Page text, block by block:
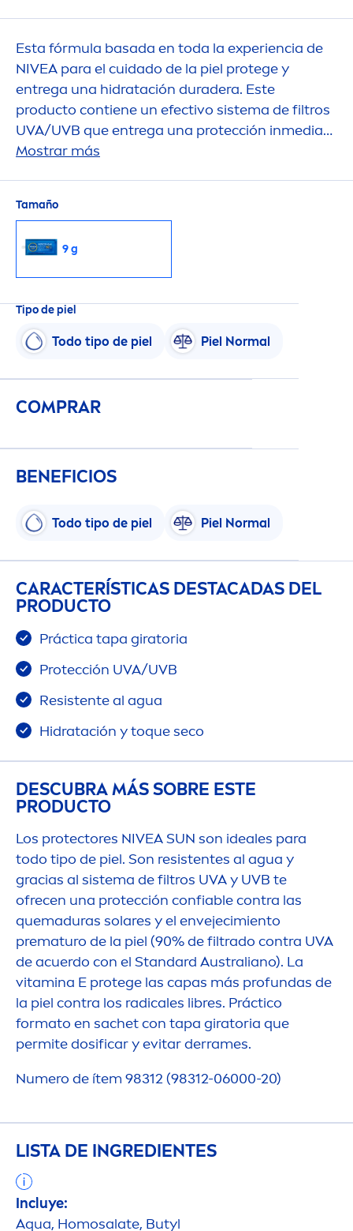
Esta fórmula basada en toda la experiencia de
NIVEA para el cuidado de la piel protege y
entrega una hidratación duradera. Este
producto contiene un efectivo sistema de filtros
UVA/UVB que entrega una protección inmediata
y duradera y reduce el riesgo de alergias solares.
Mostrar más
Tamaño
9 g
Tipo de piel
Todo tipo de piel Piel Normal
COMPRAR
BENEFICIOS
Todo tipo de piel Piel Normal
CARACTERÍSTICAS DESTACADAS DEL
PRODUCTO
Práctica tapa giratoria
Protección UVA/UVB
Resistente al agua
Hidratación y toque seco
DESCUBRA MÁS SOBRE ESTE
PRODUCTO
Los protectores NIVEASUN son ideales para
todo tipo de piel. Son resistentes al agua y
gracias al sistema de filtros UVA y UVB te
ofrecen una protección confiable contra las
quemaduras solares y el envejecimiento
prematuro de la piel (90% de filtrado contra UVA
de acuerdo con el Standard Australiano). La
vitamina E protege las capas más profundas de
la piel contra los radicales libres. Práctico
formato en sachet con tapa giratoria que
permite dosificar y evitar derrames.
Numero de ítem 98312 (98312-06000-20)
LISTA DE INGREDIENTES
Incluye:
Aqua, Homosalate, Butyl